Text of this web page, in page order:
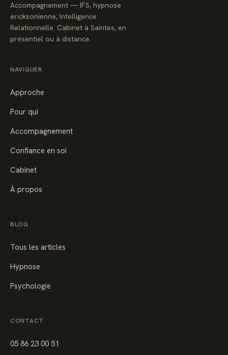
Accompagnement — IFS, hypnose
ericksonienne, Intelligence
Relationnelle. Cabinet à Saintes, en
présentiel ou à distance.
NAVIGUER
Approche
Pour qui
Accompagnement
Confiance en soi
Cabinet
À propos
BLOG
Tous les articles
Hypnose
Psychologie
CONTACT
05 86 23 00 51